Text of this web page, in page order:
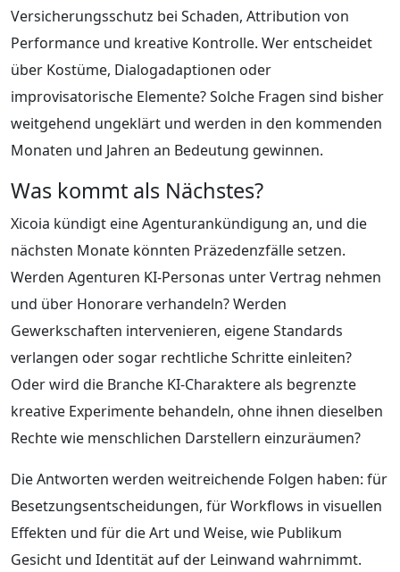
Versicherungsschutz bei Schaden, Attribution von
Performance und kreative Kontrolle. Wer entscheidet
über Kostüme, Dialogadaptionen oder
improvisatorische Elemente? Solche Fragen sind bisher
weitgehend ungeklärt und werden in den kommenden
Monaten und Jahren an Bedeutung gewinnen.
Was kommt als Nächstes?
Xicoia kündigt eine Agenturankündigung an, und die
nächsten Monate könnten Präzedenzfälle setzen.
Werden Agenturen KI-Personas unter Vertrag nehmen
und über Honorare verhandeln? Werden
Gewerkschaften intervenieren, eigene Standards
verlangen oder sogar rechtliche Schritte einleiten?
Oder wird die Branche KI-Charaktere als begrenzte
kreative Experimente behandeln, ohne ihnen dieselben
Rechte wie menschlichen Darstellern einzuräumen?
Die Antworten werden weitreichende Folgen haben: für
Besetzungsentscheidungen, für Workflows in visuellen
Effekten und für die Art und Weise, wie Publikum
Gesicht und Identität auf der Leinwand wahrnimmt.